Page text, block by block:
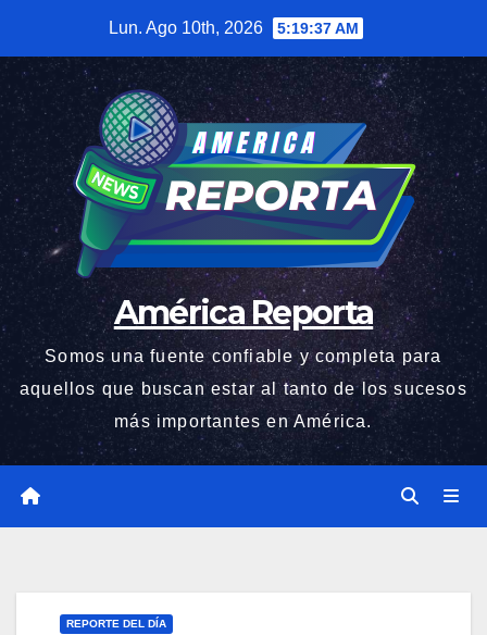
contenido
Lun. Ago 10th, 2026 5:19:38 AM
América Reporta
Somos una fuente confiable y completa para
aquellos que buscan estar al tanto de los sucesos
más importantes en América.
REPORTE DEL DÍA